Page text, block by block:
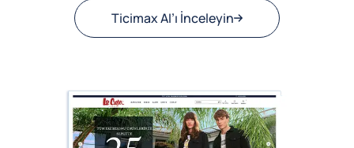
Ticimax AI’ı İnceleyin